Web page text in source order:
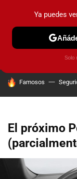
PRUEBAS
HOY SE HABLA DE
Famosos
El próximo
Ya puedes
Solo